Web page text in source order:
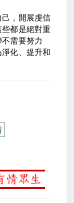
，開展虔信
都是絕對重
需要努力
淨化、提升和